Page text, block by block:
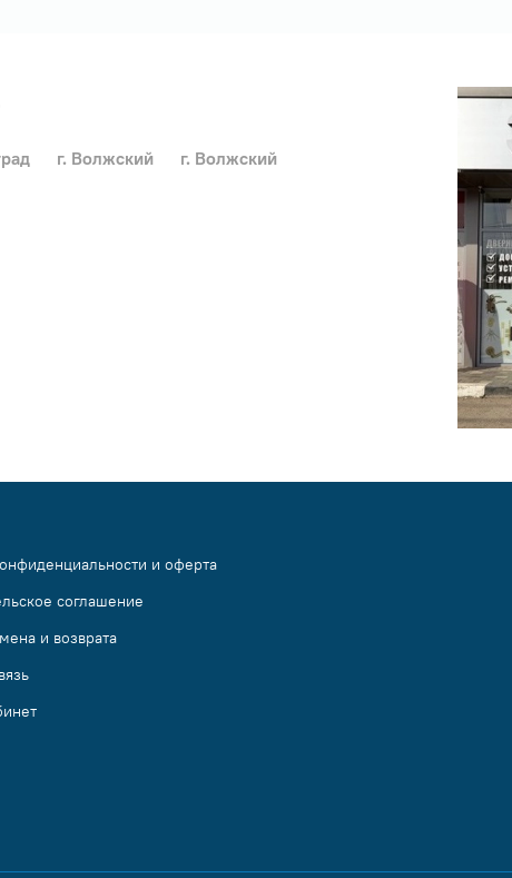
г. Волжский г. Волжский
и оферта
соглашение
и возврата